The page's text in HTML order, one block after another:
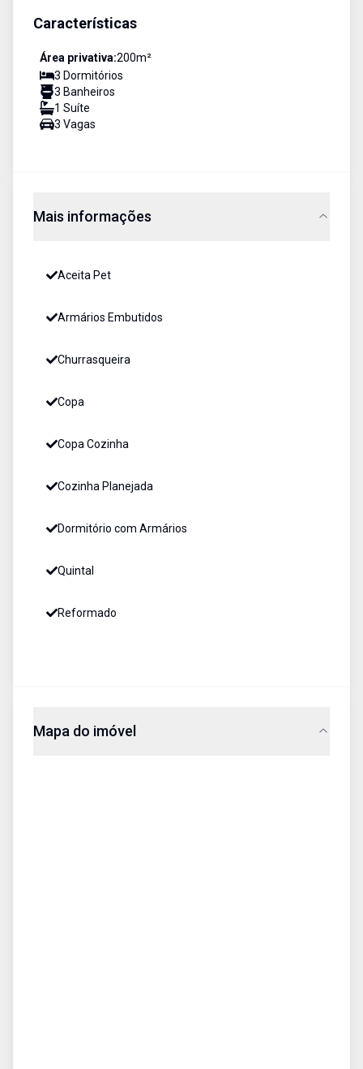
Características
Área privativa:200m²
3 Dormitórios
3 Banheiros
1 Suíte
3 Vagas
Mais informações
Aceita Pet
Armários Embutidos
Churrasqueira
Copa
Copa Cozinha
Cozinha Planejada
Dormitório com Armários
Quintal
Reformado
Mapa do imóvel